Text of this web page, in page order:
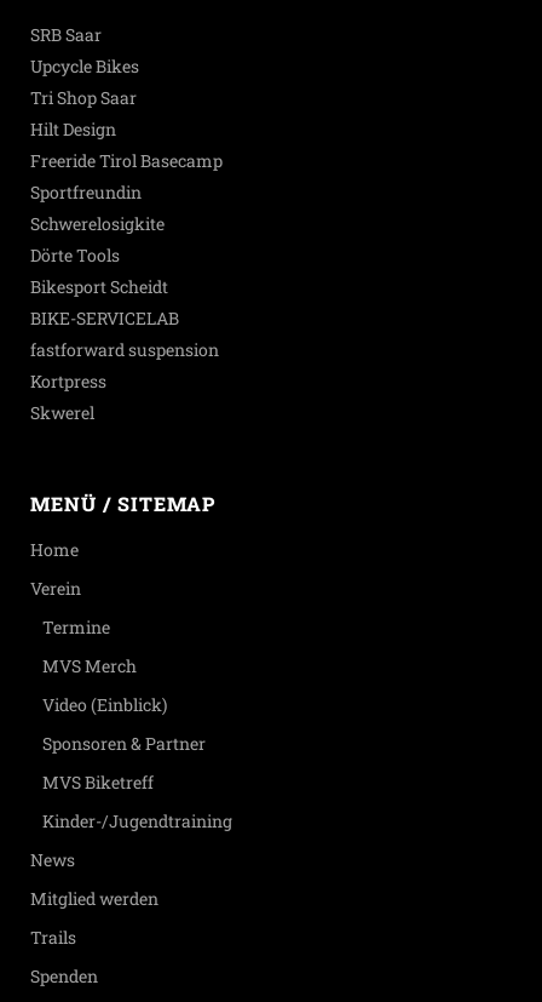
SRB Saar
Upcycle Bikes
Tri Shop Saar
Hilt Design
Freeride Tirol Basecamp
Sportfreundin
Schwerelosigkite
Dörte Tools
Bikesport Scheidt
BIKE-SERVICELAB
fastforward suspension
Kortpress
Skwerel
MENÜ / SITEMAP
Home
Verein
Termine
MVS Merch
Video (Einblick)
Sponsoren & Partner
MVS Biketreff
Kinder-/Jugendtraining
News
Mitglied werden
Trails
Spenden